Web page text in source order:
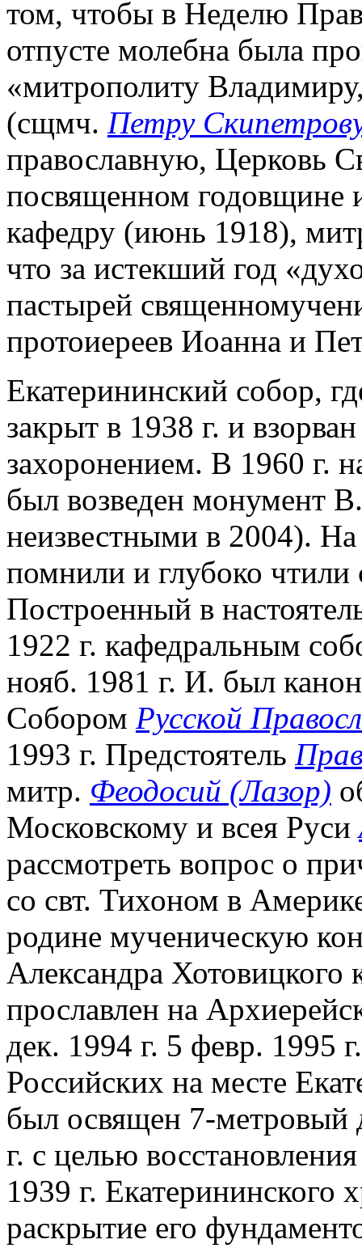
том, чтобы в Неделю
отпусте молебна была
«митрополиту
(сщмч. Петру
православную, Церковь
посвященном годовщине
кафедру (июнь 1918),
что за истекший год
пастырей
протоиереев Иоанна и
Екатерининский собор,
закрыт в 1938 г. и
захоронением. В 1960 г.
был возведен монумент
неизвестными в 2004).
помнили и глубоко
Построенный в
1922 г. кафедральным
нояб. 1981 г. И. был
Собором Русской
1993 г. Предстоятель
митр. Феодосий (Лазор)
Московскому и всея Руси
рассмотреть вопрос о
со свт. Тихоном в
родине мученическую
Александра
прославлен на
дек. 1994 г. 5 февр. 1995
Российских на месте
был освящен 7-метровый
г. с целью
1939 г. Екатерининского
раскрытие его